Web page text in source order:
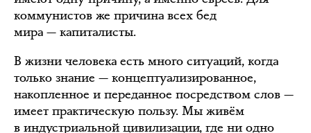
коммунистов же причина всех бед
мира — капиталисты.
В жизни человека есть много ситуаций, когда
только знание — концептуализированное,
накопленное и переданное посредством слов —
имеет практическую пользу. Мы живём
в индустриальной цивилизации, где ни одно